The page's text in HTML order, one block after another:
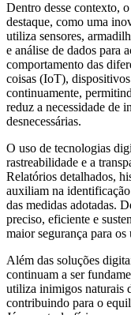
Dentro desse contexto,
destaque, como uma
utiliza sensores,
e análise de dados para
comportamento das
coisas (IoT),
continuamente,
reduz a necessidade de
desnecessárias.
O uso de tecnologias
rastreabilidade e a
Relatórios detalhados,
auxiliam na
das medidas adotadas.
preciso, eficiente e
maior segurança para
Além das soluções
continuam a ser
utiliza inimigos naturais
contribuindo para o